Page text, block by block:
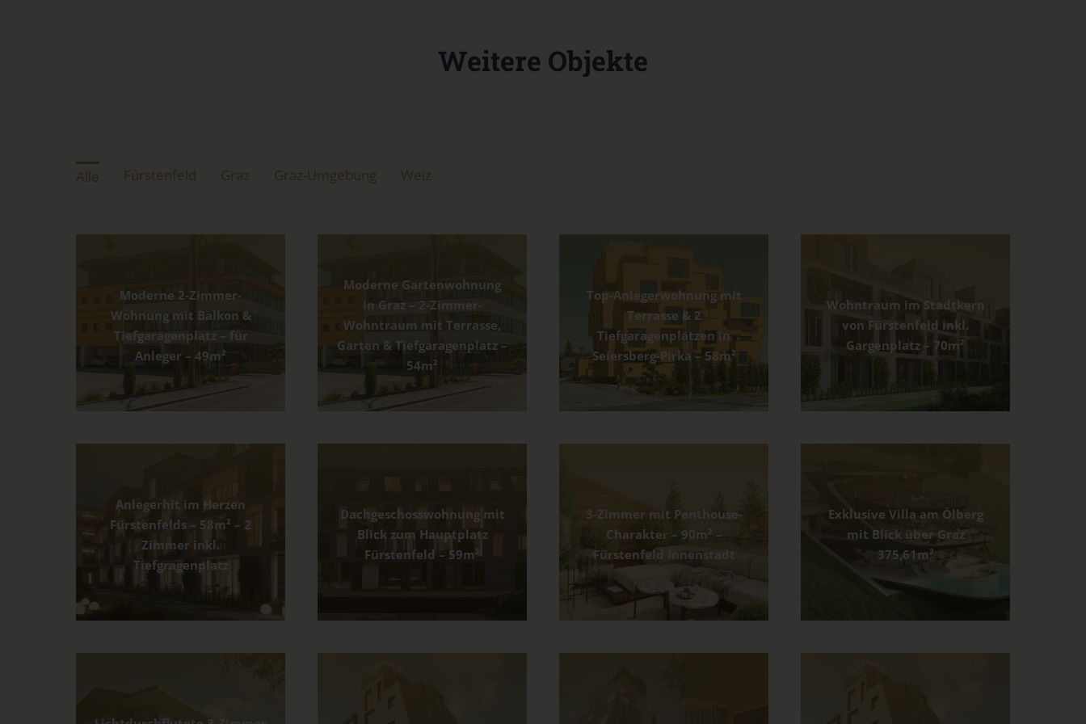
Weitere Objekte
Alle Fürstenfeld Graz Graz-Umgebung Weiz
Moderne 2-Zimmer-
Wohnung mit Balkon &
Tiefgaragenplatz – für
Anleger – 49m²
Moderne Gartenwohnung
in Graz – 2-Zimmer-
Wohntraum mit Terrasse,
Garten & Tiefgaragenplatz –
54m²
Top-Anlegerwohnung mit
Terrasse & 2
Tiefgaragenplätzen in
Seiersberg-Pirka – 58m²
Wohntraum im Stadtkern
von Fürstenfeld inkl.
Gargenplatz – 70m²
Anlegerhit im Herzen
Fürstenfelds – 58m² – 2
Zimmer inkl.
Tiefgragenplatz
Dachgeschosswohnung mit
Blick zum Hauptplatz
Fürstenfeld – 59m²
3-Zimmer mit Penthouse-
Charakter – 90m² –
Fürstenfeld Innenstadt
Exklusive Villa am Ölberg
mit Blick über Graz
375,61m²